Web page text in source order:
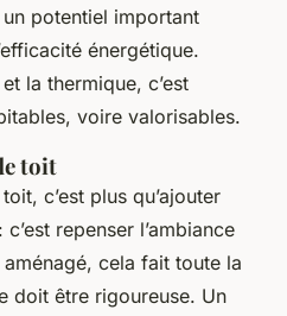
potentiel important
énergétique.
la thermique, c’est
voire valorisables.
toit
c’est plus qu’ajouter
repenser l’ambiance
aménagé, cela fait toute la
doit être rigoureuse. Un